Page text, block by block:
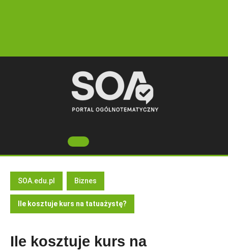
Open
Button
SOA.edu.pl Biznes
Ile kosztuje kurs na tatuażystę?
Ile kosztuje kurs na